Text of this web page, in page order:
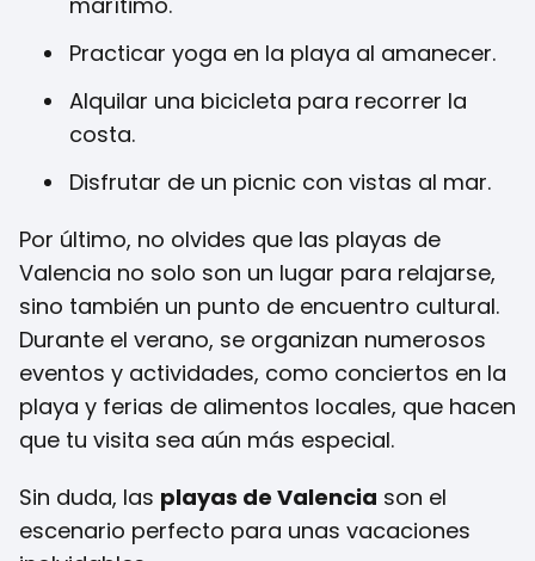
Practicar yoga en la playa al amanecer.
Alquilar una bicicleta para recorrer la
costa.
Disfrutar de un picnic con vistas al mar.
Por último, no olvides que las playas de
Valencia no solo son un lugar para relajarse,
sino también un punto de encuentro cultural.
Durante el verano, se organizan numerosos
eventos y actividades, como conciertos en la
playa y ferias de alimentos locales, que hacen
que tu visita sea aún más especial.
Sin duda, las playas de Valencia son el
escenario perfecto para unas vacaciones